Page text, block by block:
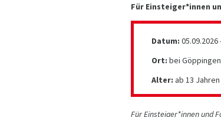
Für Einsteiger*innen
Datum: 05.09.2026
Ort: bei Göppingen
Alter: ab 13 Jahren
Für Einsteiger*innen und